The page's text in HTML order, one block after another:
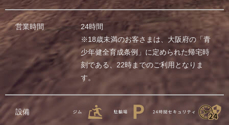
営業時間
24時間
※18歳未満のお客さまは、大阪府の「青
少年健全育成条例」に定められた帰宅時
刻である、22時までのご利用となりま
す。
設備